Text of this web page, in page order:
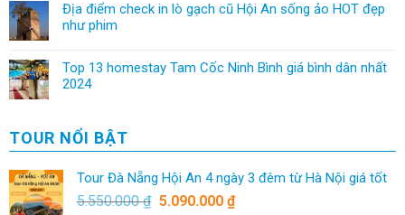
Địa điểm check in lò gạch cũ Hội An sống ảo HOT đẹp
như phim
Top 13 homestay Tam Cốc Ninh Bình giá bình dân nhất
2024
TOUR NỔI BẬT
Tour Đà Nẵng Hội An 4 ngày 3 đêm từ Hà Nội giá tốt
5.550.000₫ 5.090.000 ₫